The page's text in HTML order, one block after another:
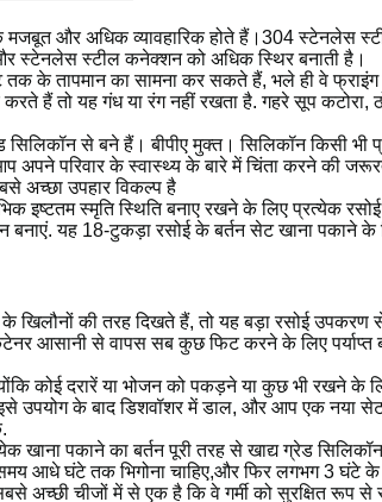
और अधिक व्यावहारिक होते हैं।304 स्टेनलेस
स्टेनलेस स्टील कनेक्शन को अधिक स्थिर बनाती है।
तक के तापमान का सामना कर सकते हैं, भले ही वे
हैं तो यह गंध या रंग नहीं रखता है. गहरे सूप कटोरा,
सिलिकॉन से बने हैं। बीपीए मुक्त। सिलिकॉन किसी
अपने परिवार के स्वास्थ्य के बारे में चिंता करने की
अच्छा उपहार विकल्प है
इष्टतम स्मृति स्थिति बनाए रखने के लिए प्रत्येक
यह 18-टुकड़ा रसोई के बर्तन सेट खाना पकाने
खिलौनों की तरह दिखते हैं, तो यह बड़ा रसोई
आसानी से वापस सब कुछ फिट करने के लिए
कोई दरारें या भोजन को पकड़ने या कुछ भी रखने
इसे उपयोग के बाद डिशवॉशर में डाल, और आप एक
खाना पकाने का बर्तन पूरी तरह से खाद्य ग्रेड
आधे घंटे तक भिगोना चाहिए,और फिर लगभग 3 घंटे
अच्छी चीजों में से एक है कि वे गर्मी को सुरक्षित रूप से